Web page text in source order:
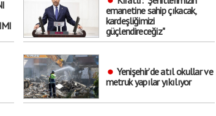
emanetine sahip çıkacak,
kardeşliğimizi
güçlendireceğiz"
Yenişehir’de atıl okullar ve
metruk yapılar yıkılıyor